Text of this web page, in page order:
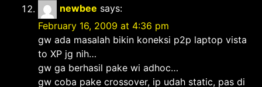
newbee says:
February 16, 2009 at 4:36 pm
gw ada masalah bikin koneksi p2p laptop vista
to XP jg nih…
gw ga berhasil pake wi adhoc…
gw coba pake crossover, ip udah static, pas di